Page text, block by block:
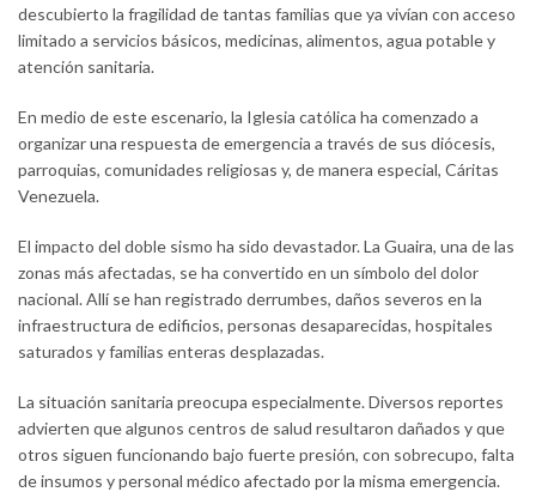
descubierto la fragilidad de tantas familias que ya vivían con acceso
limitado a servicios básicos, medicinas, alimentos, agua potable y
atención sanitaria.
En medio de este escenario, la Iglesia católica ha comenzado a
organizar una respuesta de emergencia a través de sus diócesis,
parroquias, comunidades religiosas y, de manera especial, Cáritas
Venezuela.
El impacto del doble sismo ha sido devastador. La Guaira, una de las
zonas más afectadas, se ha convertido en un símbolo del dolor
nacional. Allí se han registrado derrumbes, daños severos en la
infraestructura de edificios, personas desaparecidas, hospitales
saturados y familias enteras desplazadas.
La situación sanitaria preocupa especialmente. Diversos reportes
advierten que algunos centros de salud resultaron dañados y que
otros siguen funcionando bajo fuerte presión, con sobrecupo, falta
de insumos y personal médico afectado por la misma emergencia.